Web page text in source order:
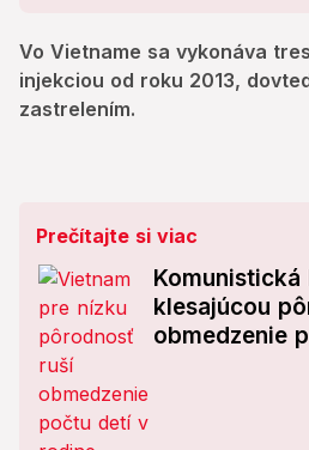
Vo Vietname sa vykonáva
injekciou od roku 2013,
zastrelením.
Prečítajte si viac
klesajúcou
obmedzenie